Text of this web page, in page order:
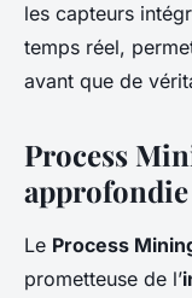
les capteurs
temps réel,
avant que de
Process
approfondie
Le Process
prometteuse de l’